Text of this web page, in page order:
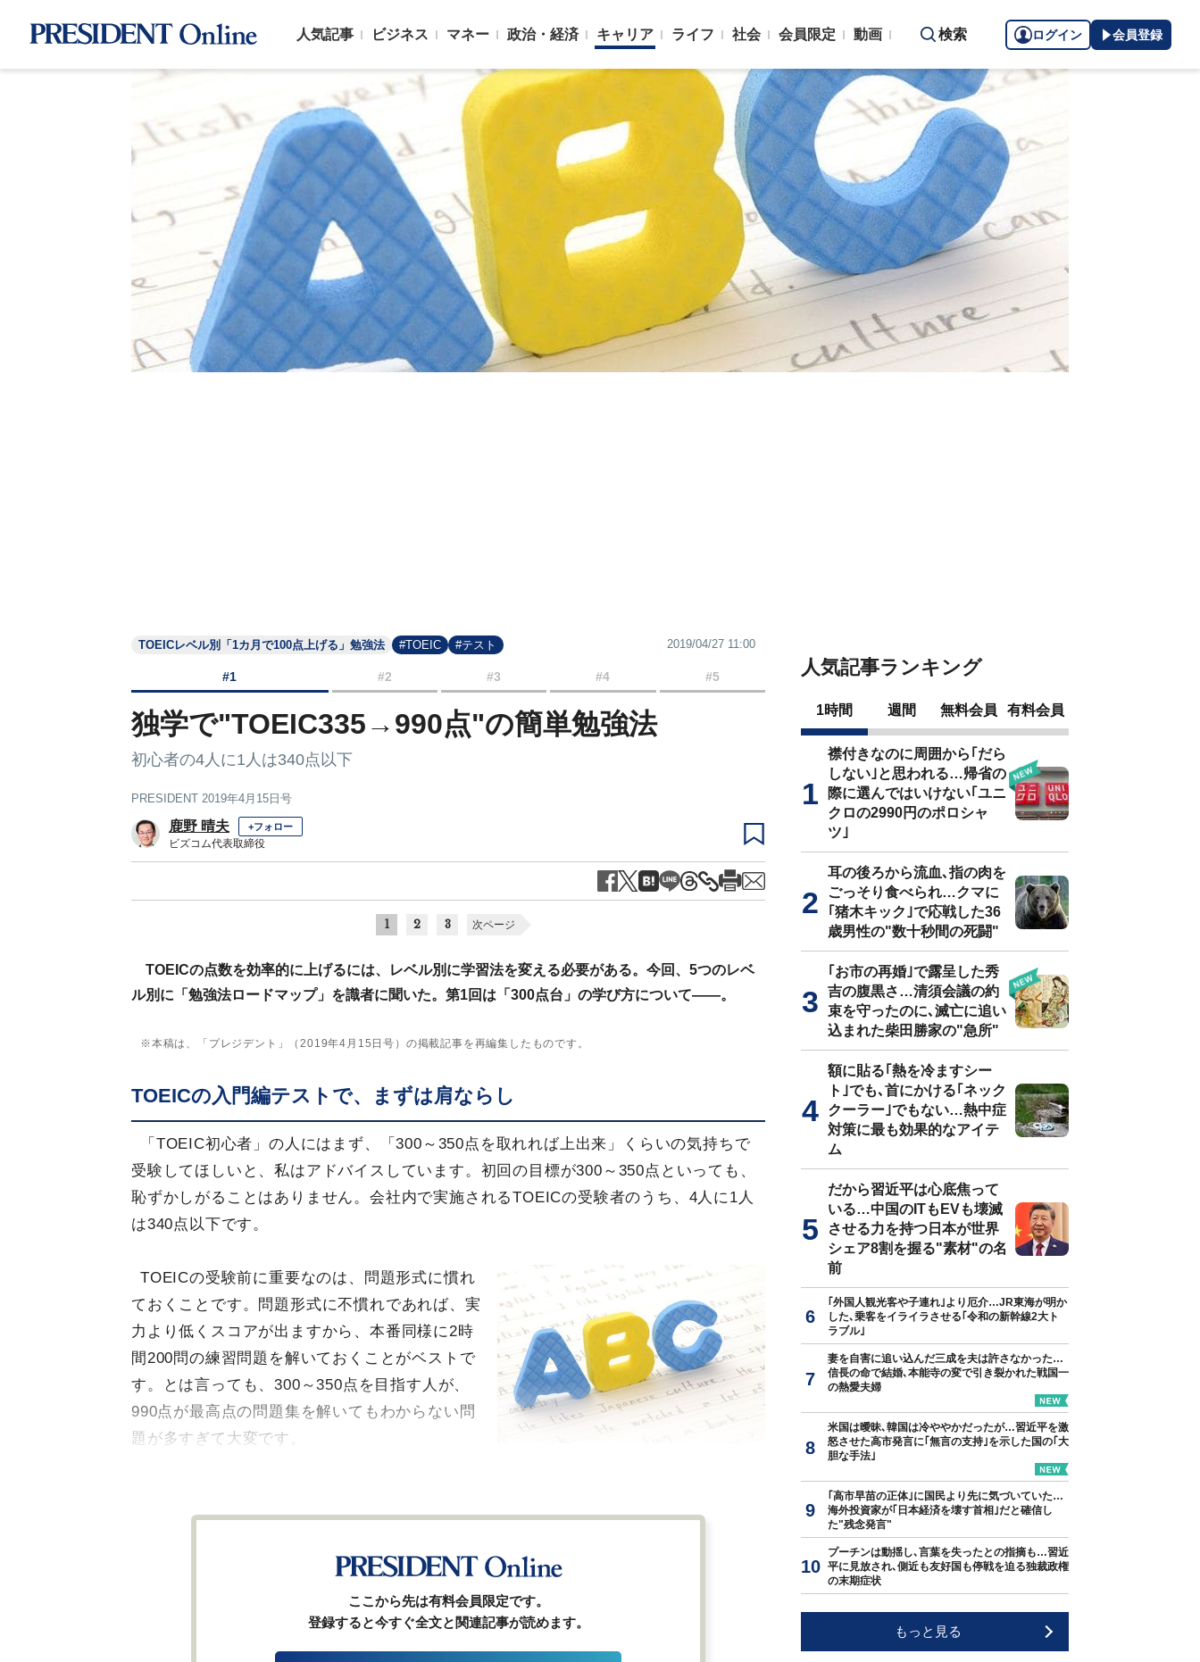
人気記事 ビジネス マネー 政治・経済 キャリア ライフ 社会 会員限定 動画 検索 ログイン 会員登録
TOEICレベル別「1カ月で100点上げる」勉強法 #TOEIC #テスト 2019/04/27 11:00
#1 #2 #3 #4 #5
独学で"TOEIC335→990点"の簡単勉強法
初心者の4人に1人は340点以下
PRESIDENT 2019年4月15日号
鹿野 晴夫 +フォロー
ビズコム代表取締役
1 2 3 次ページ
TOEICの点数を効率的に上げるには、レベル別に学習法を変える必要がある。今回、5つのレベ
ル別に「勉強法ロードマップ」を識者に聞いた。第1回は「300点台」の学び方について――。
※本稿は、「プレジデント」（2019年4月15日号）の掲載記事を再編集したものです。
TOEICの入門編テストで、まずは肩ならし
「TOEIC初心者」の人にはまず、「300～350点を取れれば上出来」くらいの気持ちで
受験してほしいと、私はアドバイスしています。初回の目標が300～350点といっても、
恥ずかしがることはありません。会社内で実施されるTOEICの受験者のうち、4人に1人
は340点以下です。
TOEICの受験前に重要なのは、問題形式に慣れ
ておくことです。問題形式に不慣れであれば、実
力より低くスコアが出ますから、本番同様に2時
間200問の練習問題を解いておくことがベストで
す。とは言っても、300～350点を目指す人が、
990点が最高点の問題集を解いてもわからない問
題が多すぎて大変です。
ここから先は有料会員限定です。
登録すると今すぐ全文と関連記事が読めます。
人気記事ランキング
1時間 週間 無料会員 有料会員
襟付きなのに周囲から｢だら
しない｣と思われる…帰省の
際に選んではいけない｢ユニ
クロの2990円のポロシャ
ツ｣
耳の後ろから流血､指の肉を
ごっそり食べられ…クマに
｢猪木キック｣で応戦した36
歳男性の"数十秒間の死闘"
｢お市の再婚｣で露呈した秀
吉の腹黒さ…清須会議の約
束を守ったのに､滅亡に追い
込まれた柴田勝家の"急所"
額に貼る｢熱を冷ますシー
ト｣でも､首にかける｢ネック
クーラー｣でもない…熱中症
対策に最も効果的なアイテ
ム
だから習近平は心底焦って
いる…中国のITもEVも壊滅
させる力を持つ日本が世界
シェア8割を握る"素材"の名
前
｢外国人観光客や子連れ｣より厄介…JR東海が明か
した､乗客をイライラさせる｢令和の新幹線2大ト
ラブル｣
妻を自害に追い込んだ三成を夫は許さなかった…
信長の命で結婚､本能寺の変で引き裂かれた戦国一
の熱愛夫婦
米国は曖昧､韓国は冷ややかだったが…習近平を激
怒させた高市発言に｢無言の支持｣を示した国の｢大
胆な手法｣
｢高市早苗の正体｣に国民より先に気づいていた…
海外投資家が｢日本経済を壊す首相｣だと確信し
た"残念発言"
プーチンは動揺し､言葉を失ったとの指摘も…習近
平に見放され､側近も友好国も停戦を迫る独裁政権
の末期症状
もっと見る